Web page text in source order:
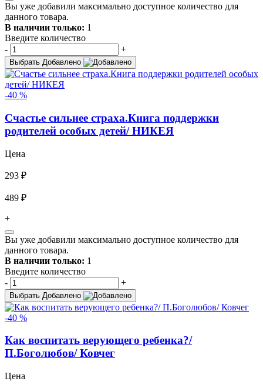
Вы уже добавили максимально доступное количество для
данного товара.
В наличии только: 1
Введите количество
-
+
Выбрать Добавлено
-40 %
Счастье сильнее страха.Книга поддержки
родителей особых детей/ НИКЕЯ
Цена
293 ₽
489 ₽
+
Вы уже добавили максимально доступное количество для
данного товара.
В наличии только: 1
Введите количество
-
+
Выбрать Добавлено
-40 %
Как воспитать верующего ребенка?/
П.Боголюбов/ Ковчег
Цена